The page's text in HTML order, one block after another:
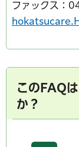
ファックス
このFAQ
か？